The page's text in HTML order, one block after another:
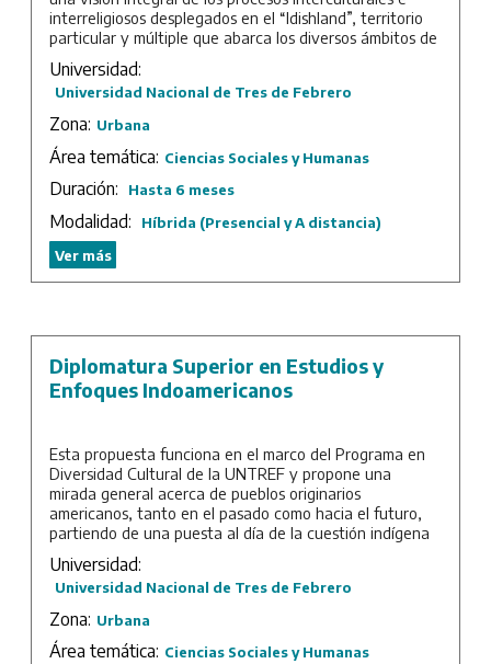
interreligiosos desplegados en el “Idishland”, territorio
particular y múltiple que abarca los diversos ámbitos de
florecimiento de la lengua ídish y su vasta cultura. Este
territorio se extiende no solo en el espacio sino en el
tiempo y, desde su origen en Europa, llega también a
Sudamérica donde –particularmente en la Argentina– la
lengua y su cultura florecieron con enorme ímpetu
desde fines del siglo XIX en un despliegue que, con
permitirá brindar conocimientos introductorios, junto
con enfoques actualizados sobre la historia, las
creencias y las prácticas culturales, la lengua y la
estética de una de las lenguas judías más difundidas, así
como de su cultura.
Universidad:
Universidad Nacional de Tres de Febrero
Zona: Urbana
Área temática: Ciencias Sociales y Humanas
Duración: Hasta 6 meses
Modalidad:
Híbrida (Presencial y A distancia)
Ver más
Diplomatura Superior en Estudios y
Enfoques Indoamericanos
Esta propuesta funciona en el marco del Programa en
Diversidad Cultural de la UNTREF y propone una
mirada general acerca de pueblos originarios
americanos, tanto en el pasado como hacia el futuro,
partiendo de una puesta al día de la cuestión indígena
en América y Argentina, apuntando a los grandes
temas centrales, trabajando desde diferentes
perspectivas. Se abordarán las cosmovisiones originarias
de América; la conquista, la resistencia, la colonia, los
procesos independentistas y de formación de los
Estados nacionales; el rol de los pueblos indígenas en
Universidad:
Universidad Nacional de Tres de Febrero
Zona: Urbana
Área temática: Ciencias Sociales y Humanas